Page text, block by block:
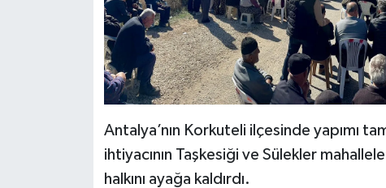
Antalya’nın Korkuteli ilçesinde yapımı
ihtiyacının Taşkesiği ve Sülekler
halkını ayağa kaldırdı.